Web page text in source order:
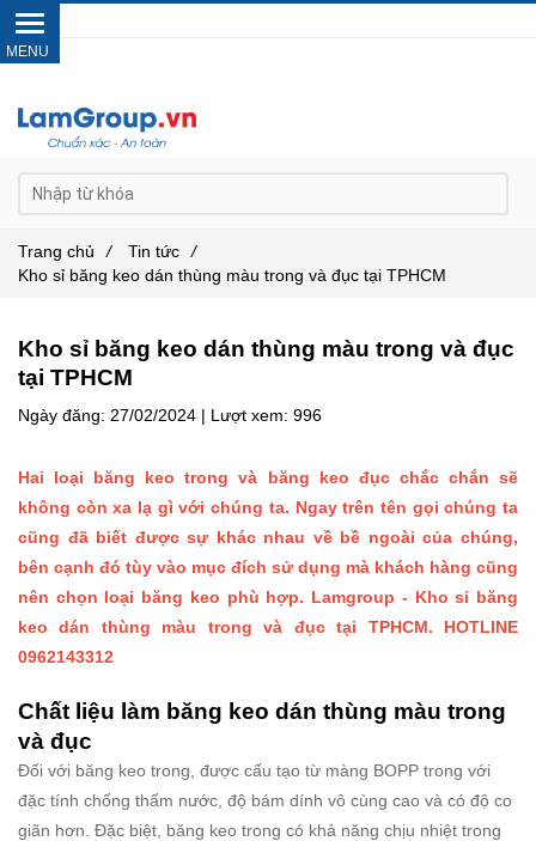
Kho sỉ băng keo dán thùng màu trong và đục
tại TPHCM
Ngày đăng: 27/02/2024 | Lượt xem: 996
Hai loại băng keo trong và băng keo đục chắc chắn sẽ
không còn xa lạ gì với chúng ta. Ngay trên tên gọi chúng ta
cũng đã biết được sự khác nhau về bề ngoài của chúng,
bên cạnh đó tùy vào mục đích sử dụng mà khách hàng cũng
nên chọn loại băng keo phù hợp. Lamgroup - Kho sỉ băng
keo dán thùng màu trong và đục tại TPHCM. HOTLINE
0962143312
Chất liệu làm băng keo dán thùng màu trong
và đục
Đối với băng keo trong, được cấu tạo từ màng BOPP trong với
đặc tính chống thấm nước, độ bám dính vô cùng cao và có độ co
giãn hơn. Đặc biệt, băng keo trong có khả năng chịu nhiệt trong
Trang chủ / Tin tức
/
Kho sỉ băng keo dán thùng màu trong và đục tại TPHCM